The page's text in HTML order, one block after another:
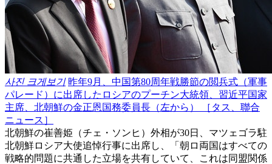
사진 크게보기 昨年9月、中国第80周年戦勝節の閲兵式（軍事
パレード）に出席したロシアのプーチン大統領、習近平国家
主席、北朝鮮の金正恩国務委員長（左から） ［タス、聯合
ニュース］
北朝鮮の崔善姫（チェ・ソンヒ）外相が30日、マツェゴラ駐
北朝鮮ロシア大使追悼行事に出席し、「朝ロ両国はすべての
戦略的問題に共通した立場を共有していて、これは同盟関係